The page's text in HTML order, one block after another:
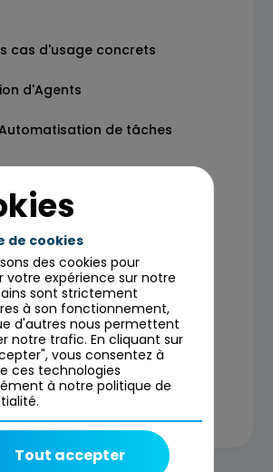
cas d'usage concrets
d'Agents
de tâches
: Gestion multi-outils
: Logique multi-actions et
autonomie des agents
orchestration des actions
de cookies
des cookies pour
votre expérience sur notre
sont strictement
à son fonctionnement,
d'autres nous permettent
notre trafic. En cliquant sur
vous consentez à
ces technologies
à notre politique de
Tout accepter